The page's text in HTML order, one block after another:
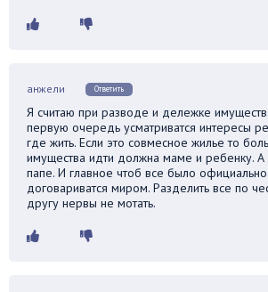
анжели Ответить
Я считаю при разводе и дележке
первую очередь усматриватся интересы
где жить. Если это совмесное жилье то
имущества идти должна маме и ребенку. А
папе. И главное чтоб все было
договариватся миром. Разделить все по
другу нервы не мотать.